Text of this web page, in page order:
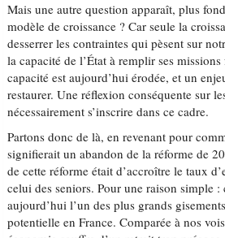
Mais une autre question apparaît, plus
modèle de croissance ? Car seule la
desserrer les contraintes qui pèsent sur
la capacité de l’État à remplir ses
capacité est aujourd’hui érodée, et un
restaurer. Une réflexion conséquente sur
nécessairement s’inscrire dans ce cadre.
Partons donc de là, en revenant pour
signifierait un abandon de la réforme de
de cette réforme était d’accroître le taux
celui des seniors. Pour une raison simple :
aujourd’hui l’un des plus grands
potentielle en France. Comparée à nos